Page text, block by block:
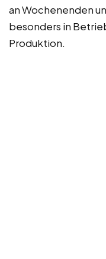
an Wochenenden
besonders in
Produktion.